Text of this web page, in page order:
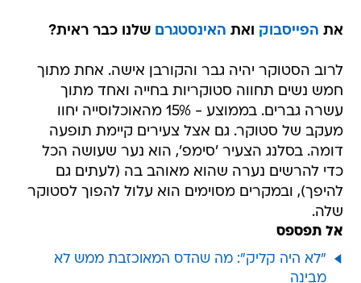
את הפייסבוק ואת האינסטגרם שלנו כבר ראית?
לרוב הסטוקר יהיה גבר והקורבן אישה. אחת מתוך
חמש נשים תחווה סטוקריות בחייה ואחד מתוך
עשרה גברים. בממוצע - 15% מהאוכלוסייה יחוו
מעקב של סטוקר. גם אצל צעירים קיימת תופעה
דומה. בסלנג הצעיר 'סימפ', הוא נער שעושה הכל
כדי להרשים נערה שהוא מאוהב בה (לעתים גם
להיפך), ובמקרים מסוימים הוא עלול להפוך לסטוקר
שלה.
אל תפספס
"לא היה קליק": מה שהדס המאוכזבת ממש לא
מבינה